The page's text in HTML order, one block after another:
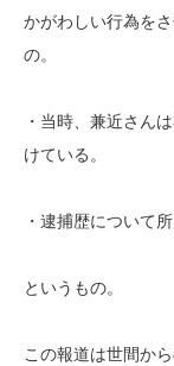
かがわしい行為を
の。
・当時、兼近さん
けている。
・逮捕歴について
というもの。
この報道は世間か